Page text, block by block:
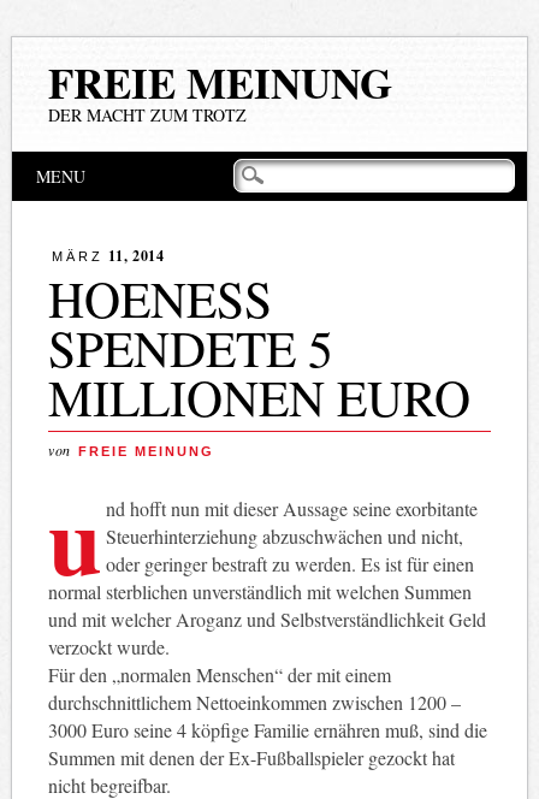
FREIE MEINUNG
DER MACHT ZUM TROTZ
Hauptmenü
Inhalt
MENU
MÄRZ 11, 2014
HOENESS S
PENDETE 5 M
ILLIONEN EURO
von FREIE MEINUNG
u nd hofft nun mit dieser Aussage seine exorbitante
Steuerhinterziehung abzuschwächen und nicht,
oder geringer bestraft zu werden. Es ist für einen
normal sterblichen unverständlich mit welchen Summen
und mit welcher Aroganz und Selbstverständlichkeit Geld
verzockt wurde.
Für den „normalen Menschen“ der mit einem
durchschnittlichem Nettoeinkommen zwischen 1200 –
3000 Euro seine 4 köpfige Familie ernähren muß, sind die
Summen mit denen der Ex-Fußballspieler gezockt hat
nicht begreifbar.